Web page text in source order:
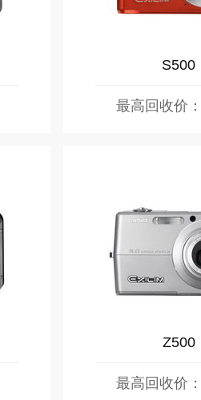
S500
最高回收价：
Z500
最高回收价：